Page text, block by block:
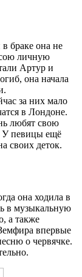
браке она не
сою личную
Артур и
она начала
за них мало
в Лондоне.
любят свою
У певицы ещё
своих деток.
она ходила в
в музыкальную
а также
впервые
о червячке.